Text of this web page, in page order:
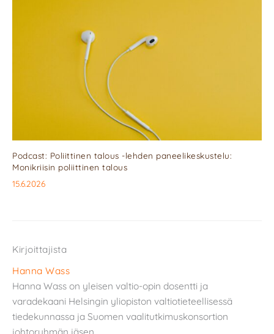
Podcast: Poliittinen talous -lehden paneelikeskustelu:
Monikriisin poliittinen talous
15.6.2026
Kirjoittajista
Hanna Wass
Hanna Wass on yleisen valtio-opin dosentti ja
varadekaani Helsingin yliopiston valtiotieteellisessä
tiedekunnassa ja Suomen vaalitutkimuskonsortion
johtoryhmän jäsen.